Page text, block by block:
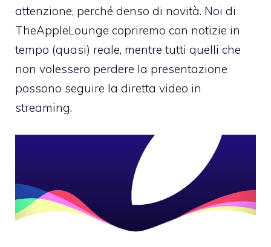
attenzione, perché denso di novità. Noi di
TheAppleLounge copriremo con notizie in
tempo (quasi) reale, mentre tutti quelli che
non volessero perdere la presentazione
possono seguire la diretta video in
streaming.